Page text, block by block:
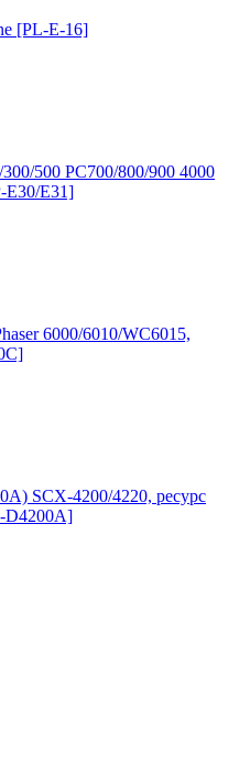
[PL-E-16]
500 PC700/800/900 4000
E30/E31]
6000/6010/WC6015,
SCX-4200/4220, ресурс
D4200A]